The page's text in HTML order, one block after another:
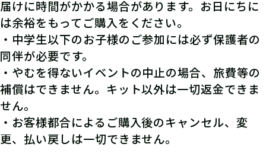
届けに時間がかかる場合があります。お日にちに
は余裕をもってご購入をください。
・中学生以下のお子様のご参加には必ず保護者の
同伴が必要です。
・やむを得ないイベントの中止の場合、旅費等の
補償はできません。キット以外は一切返金できま
せん。
・お客様都合によるご購入後のキャンセル、変
更、払い戻しは一切できません。